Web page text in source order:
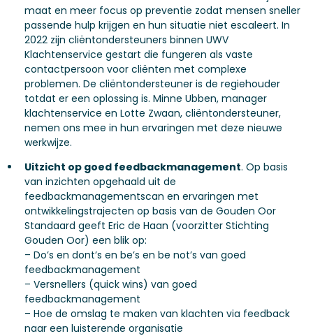
maat en meer focus op preventie zodat mensen sneller
passende hulp krijgen en hun situatie niet escaleert. In
2022 zijn cliëntondersteuners binnen UWV
Klachtenservice gestart die fungeren als vaste
contactpersoon voor cliënten met complexe
problemen. De cliëntondersteuner is de regiehouder
totdat er een oplossing is. Minne Ubben, manager
klachtenservice en Lotte Zwaan, cliëntondersteuner,
nemen ons mee in hun ervaringen met deze nieuwe
werkwijze.
Uitzicht op goed feedbackmanagement. Op basis
van inzichten opgehaald uit de
feedbackmanagementscan en ervaringen met
ontwikkelingstrajecten op basis van de Gouden Oor
Standaard geeft Eric de Haan (voorzitter Stichting
Gouden Oor) een blik op:
– Do’s en dont’s en be’s en be not’s van goed
feedbackmanagement
– Versnellers (quick wins) van goed
feedbackmanagement
– Hoe de omslag te maken van klachten via feedback
naar een luisterende organisatie